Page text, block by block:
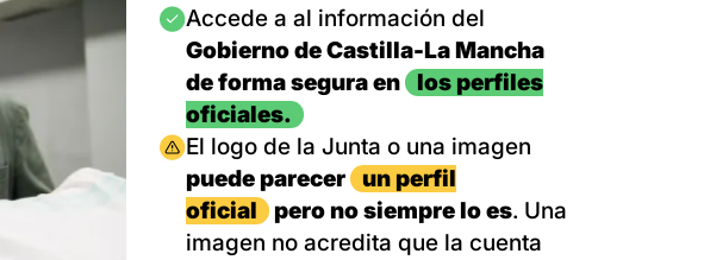
Imagen
Accede a al información del
Gobierno de Castilla-La Mancha
de forma segura en
los perfiles
oficiales.
Imagen
El logo de la Junta o una imagen
puede parecer
un perfil
oficial
pero no siempre lo es. Una
imagen no acredita que la cuenta